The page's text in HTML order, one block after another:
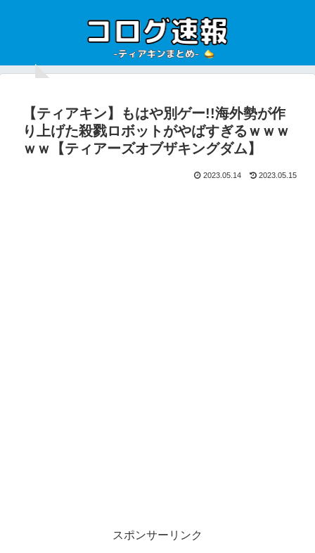
【ティアキン】もはや別ゲー!!海外勢が作
り上げた殺戮ロボットがやばすぎるｗｗｗ
ｗｗ【ティアーズオブザキングダム】
2023.05.14 2023.05.15
スポンサーリンク